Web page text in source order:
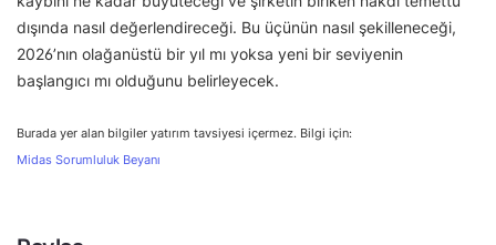
dışında nasıl değerlendireceği. Bu üçünün nasıl şekilleneceği,
2026’nın olağanüstü bir yıl mı yoksa yeni bir seviyenin
başlangıcı mı olduğunu belirleyecek.
Burada yer alan bilgiler yatırım tavsiyesi içermez. Bilgi için:
Midas Sorumluluk Beyanı